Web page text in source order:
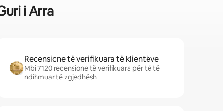
i Arra
Recensione të verifikuara të klientëve
Mbi 7120 recensione të verifikuara për të të
ndihmuar të zgjedhësh